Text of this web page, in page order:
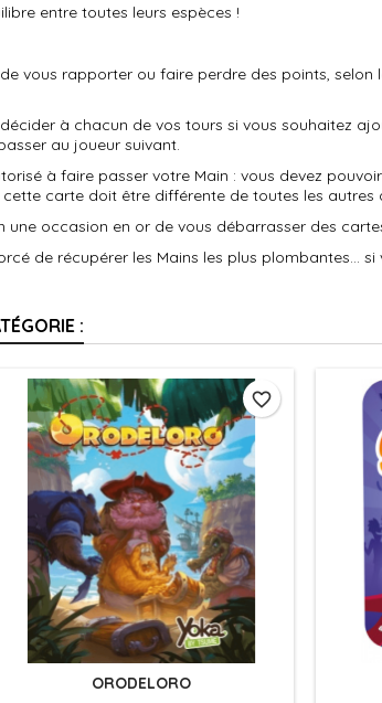
entre toutes leurs espèces !
vous rapporter ou faire perdre des points, selon
à chacun de vos tours si vous souhaitez
au joueur suivant.
à faire passer votre Main : vous devez
carte doit être différente de toutes les autres
occasion en or de vous débarrasser des
de récupérer les Mains les plus plombantes...
:
ORODELORO
favorite_border